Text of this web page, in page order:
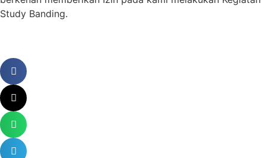
Study Banding.